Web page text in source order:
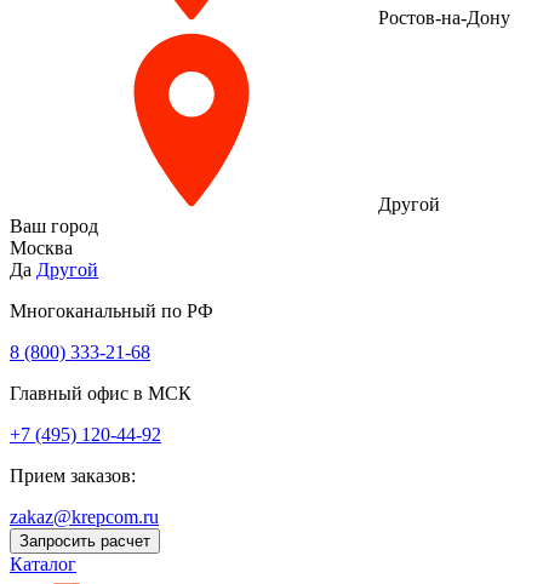
Ростов-на-Дону
Другой
Ваш город
Москва
Да Другой
Многоканальный по РФ
8 (800) 333‑21-68
Главный офис в МСК
+7 (495) 120-44-92
Прием заказов:
zakaz@krepcom.ru
Запросить расчет
Каталог